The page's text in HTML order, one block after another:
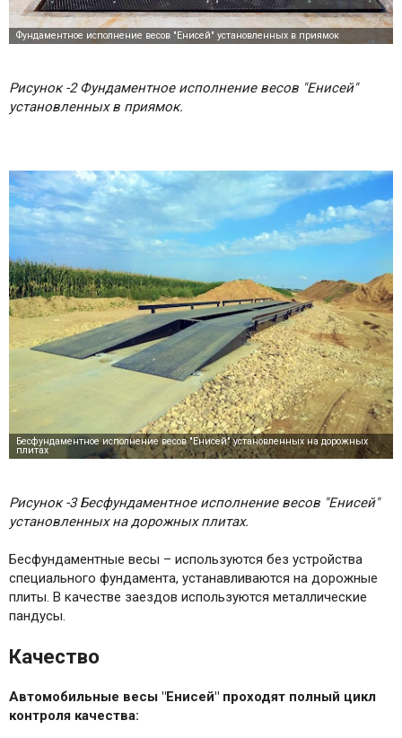
Рисунок -2 Фундаментное исполнение весов "Енисей"
установленных в приямок.
Рисунок -3 Бесфундаментное исполнение весов "Енисей"
установленных на дорожных плитах.
Бесфундаментные весы – используются без устройства
специального фундамента, устанавливаются на дорожные
плиты. В качестве заездов используются металлические
пандусы.
Качество
Автомобильные весы "Енисей" проходят полный цикл
контроля качества: